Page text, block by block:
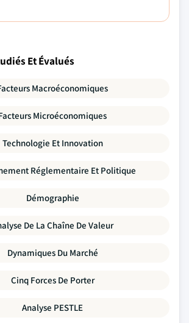
Et Évalués
Macroéconomiques
Microéconomiques
Technologie Et Innovation
Réglementaire Et Politique
Démographie
De La Chaîne De Valeur
Dynamiques Du Marché
Cinq Forces De Porter
Analyse PESTLE